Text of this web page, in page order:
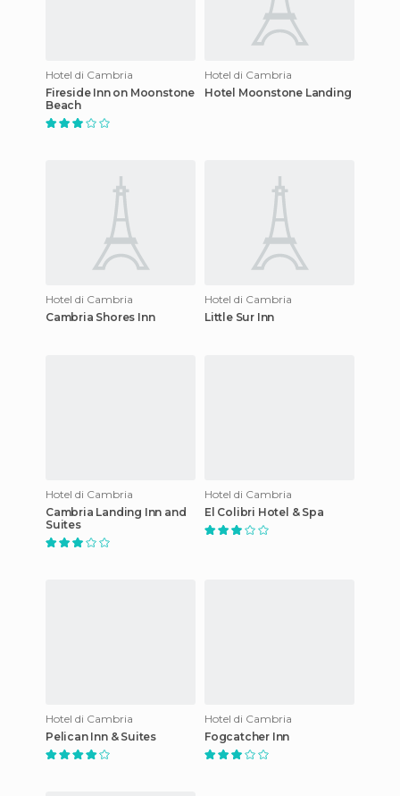
Hotel di Cambria
Fireside Inn on Moonstone
Beach
Hotel di Cambria
Hotel Moonstone Landing
Hotel di Cambria
Cambria Shores Inn
Hotel di Cambria
Little Sur Inn
Hotel di Cambria
Cambria Landing Inn and
Suites
Hotel di Cambria
El Colibri Hotel & Spa
Hotel di Cambria
Pelican Inn & Suites
Hotel di Cambria
Fogcatcher Inn